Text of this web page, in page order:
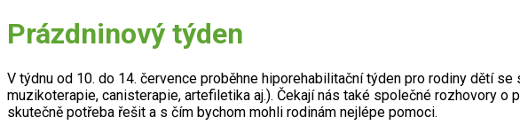
Prázdninový týden
V týdnu od 10. do 14. července proběhne hiporehabilitační týden pro rodiny dětí
muzikoterapie, canisterapie, artefiletika aj.). Čekají nás také společné rozhovory
skutečně potřeba řešit a s čím bychom mohli rodinám nejlépe pomoci.